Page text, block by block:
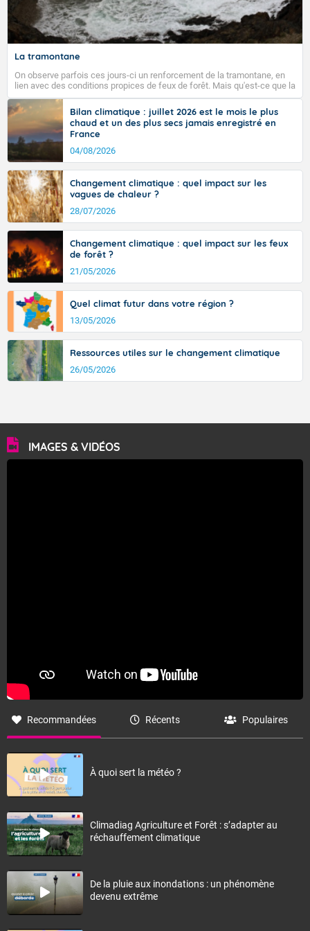
Fermer
La tramontane
On observe parfois ces jours-ci un renforcement de la tramontane, en
lien avec des conditions propices de feux de forêt. Mais qu'est-ce que la
tramontane ? Quelles sont ses caractéristiques ? La tramontane est un
vent turbulent soufflant de secteur nord-ouest à nord, ou ouest à nord-
ouest, dans un secteur qui part du Roussillon à la vallée de l’Aude et à
l’ouest de l’Hérault. L’étymologie de ce vent vient du latin trasmontanus,
signifiant au-delà des monts, en allusion aux régions montagneuses
d’où provient ce vent.
Bilan climatique : juillet 2026 est le mois le plus
chaud et un des plus secs jamais enregistré en
France
04/08/2026
Changement climatique : quel impact sur les
vagues de chaleur ?
28/07/2026
Changement climatique : quel impact sur les feux
de forêt ?
21/05/2026
Quel climat futur dans votre région ?
13/05/2026
Ressources utiles sur le changement climatique
26/05/2026
IMAGES & VIDÉOS
Recommandées Récents Populaires
À quoi sert la météo ?
Climadiag Agriculture et Forêt : s’adapter au
réchauffement climatique
De la pluie aux inondations : un phénomène
devenu extrême